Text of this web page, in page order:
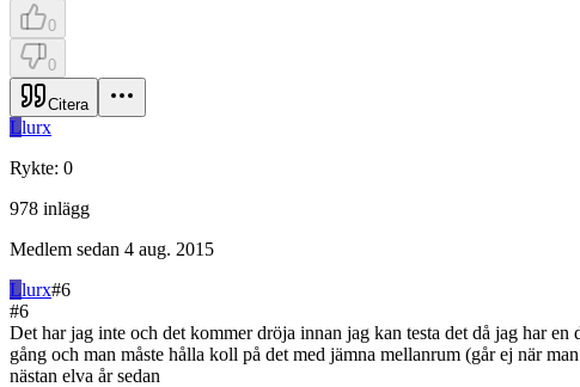
0
0
Citera
Llurx
Rykte: 0
978 inlägg
Medlem sedan 4 aug. 2015
Llurx#6
#6
Det har jag inte och det kommer dröja innan jag kan testa det då jag har
gång och man måste hålla koll på det med jämna mellanrum (går ej när
nästan elva år sedan